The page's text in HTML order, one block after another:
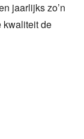
jaarlijks zo’n
kwaliteit de